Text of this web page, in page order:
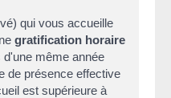
qui vous accueille
gratification horaire
même année
de présence effective
est supérieure à